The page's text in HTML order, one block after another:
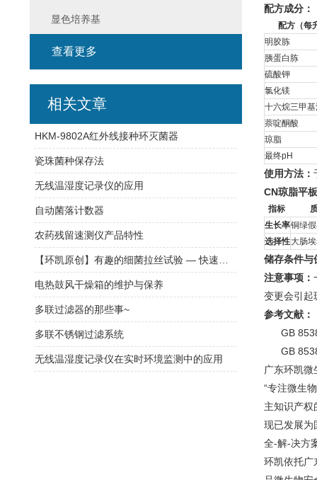
配方成分：
配方（每
明胶胨
胰蛋白胨
硫酸钾
氯化镁
十六烷三甲
萘啶酮酸
琼脂
最终pH
使用方法：
CN琼脂平
指标
生长率铜绿
选择性大肠
储存条件与
注意事项：
变更会引起
参考文献：
GB 8538-
GB 8538-
广东环凯
“专注微生
主知识产权
现已发展为
全-解-决方
环凯依托广
显色培养基
查看更多
相关文章
HKM-9802A红外线接种环灭菌器
瓷珠菌种保存法
无线温湿度记录仪的应用
自动菌落计数器
农药残留速测仪产品特性
电热鼓风干燥箱的维护与保养
多联过滤器的那些事~
多联不锈钢过滤系统
无线温湿度记录仪在实时环境监测中的应用